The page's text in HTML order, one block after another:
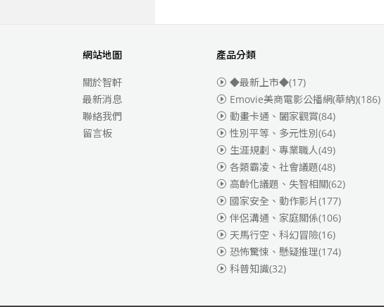
網站地圖
關於智軒
最新消息
聯絡我們
留言板
產品分類
◆最新上市◆(17)
Emovie美商電影公播網(華納)(186)
動畫卡通、闔家觀賞(84)
性別平等、多元性別(64)
生涯規劃、專業職人(49)
各類霸凌、社會議題(48)
高齡化議題、失智相關(62)
國家安全、動作影片(177)
伴侶溝通、家庭關係(106)
天馬行空、科幻冒險(16)
恐怖驚悚、懸疑推理(174)
科普知識(32)